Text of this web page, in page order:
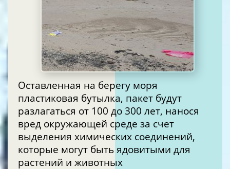
Оставленная на берегу моря
пластиковая бутылка, пакет будут
разлагаться от 100 до 300 лет, нанося
вред окружающей среде за счет
выделения химических соединений,
которые могут быть ядовитыми для
растений и животных